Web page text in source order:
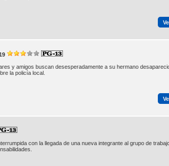
y amigos buscan desesperadamente a su hermano
la policía local.
con la llegada de una nueva integrante al grupo de